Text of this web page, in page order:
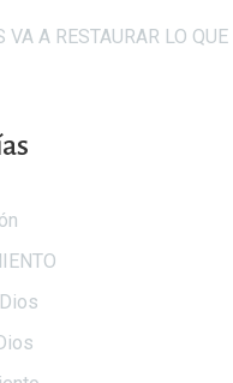
VA A RESTAURAR LO QUE